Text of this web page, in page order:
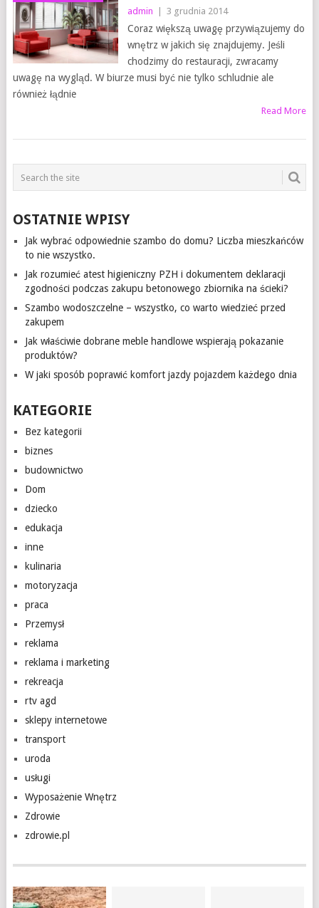
admin 3 grudnia 2014
Coraz większą uwagę przywiązujemy do
wnętrz w jakich się znajdujemy. Jeśli
chodzimy do restauracji, zwracamy
uwagę na wygląd. W biurze musi być nie tylko schludnie ale
również łądnie
Read More
OSTATNIE WPISY
Jak wybrać odpowiednie szambo do domu? Liczba mieszkańców
to nie wszystko.
Jak rozumieć atest higieniczny PZH i dokumentem deklaracji
zgodności podczas zakupu betonowego zbiornika na ścieki?
Szambo wodoszczelne – wszystko, co warto wiedzieć przed
zakupem
Jak właściwie dobrane meble handlowe wspierają pokazanie
produktów?
W jaki sposób poprawić komfort jazdy pojazdem każdego dnia
KATEGORIE
Bez kategorii
biznes
budownictwo
Dom
dziecko
edukacja
inne
kulinaria
motoryzacja
praca
Przemysł
reklama
reklama i marketing
rekreacja
rtv agd
sklepy internetowe
transport
uroda
usługi
Wyposażenie Wnętrz
Zdrowie
zdrowie.pl